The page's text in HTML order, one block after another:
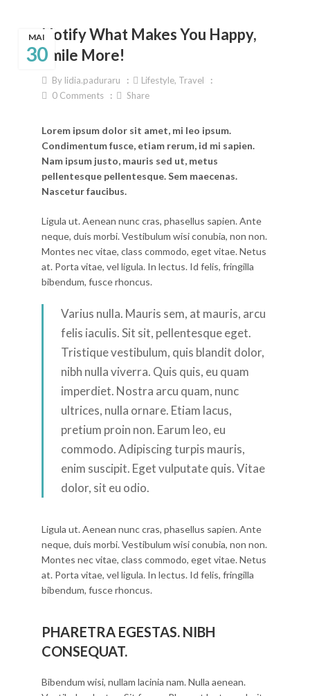
30
MAINotify What Makes You Happy,
Smile More!
By lidia.paduraru Lifestyle, Travel
0Comments Share
Lorem ipsum dolor sit amet, mi leo ipsum.
Condimentum fusce, etiam rerum, id mi sapien.
Nam ipsum justo, mauris sed ut, metus
pellentesque pellentesque. Sem maecenas.
Nascetur faucibus.
Ligula ut. Aenean nunc cras, phasellus sapien. Ante
neque, duis morbi. Vestibulum wisi conubia, non non.
Montes nec vitae, class commodo, eget vitae. Netus
at. Porta vitae, vel ligula. In lectus. Id felis, fringilla
bibendum, fusce rhoncus.
Varius nulla. Mauris sem, at mauris, arcu
felis iaculis. Sit sit, pellentesque eget.
Tristique vestibulum, quis blandit dolor,
nibh nulla viverra. Quis quis, eu quam
imperdiet. Nostra arcu quam, nunc
ultrices, nulla ornare. Etiam lacus,
pretium proin non. Earum leo, eu
commodo. Adipiscing turpis mauris,
enim suscipit. Eget vulputate quis. Vitae
dolor, sit eu odio.
Ligula ut. Aenean nunc cras, phasellus sapien. Ante
neque, duis morbi. Vestibulum wisi conubia, non non.
Montes nec vitae, class commodo, eget vitae. Netus
at. Porta vitae, vel ligula. In lectus. Id felis, fringilla
bibendum, fusce rhoncus.
PHARETRA EGESTAS. NIBH
CONSEQUAT.
Bibendum wisi, nullam lacinia nam. Nulla aenean.